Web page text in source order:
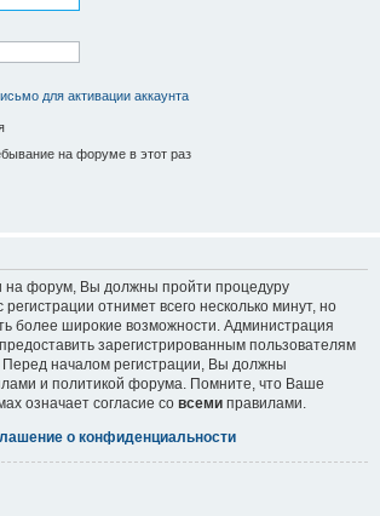
для активации аккаунта
на форуме в этот раз
на форум, Вы должны пройти процедуру
отнимет всего несколько минут, но
более широкие возможности. Администрация
зарегистрированным пользователям
началом регистрации, Вы должны
и политикой форума. Помните, что Ваше
означает согласие со всеми правилами.
о конфиденциальности